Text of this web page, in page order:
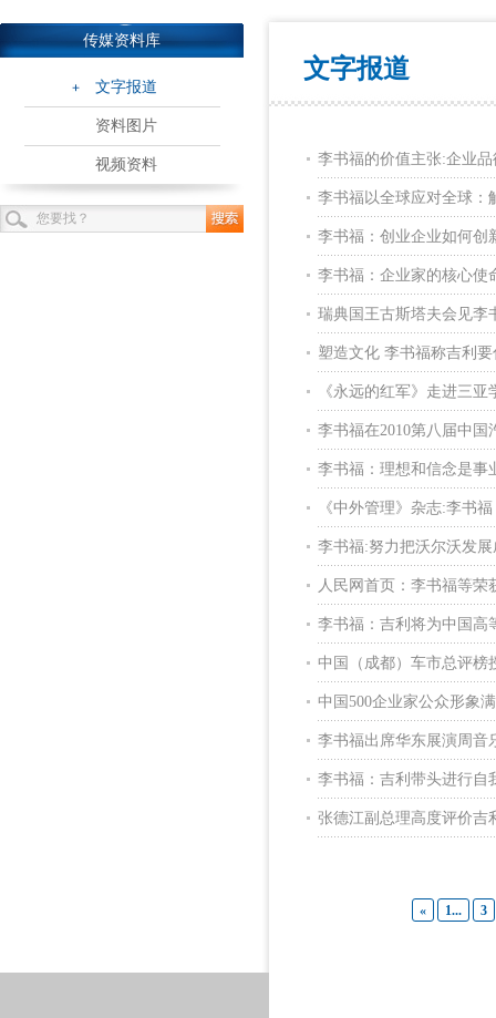
传媒资料库
文字报道
资料图片
视频资料
文字报道
李书福的价值主张:企业
李书福以全球应对全球：
李书福：创业企业如何创
李书福：企业家的核心使
瑞典国王古斯塔夫会见李
塑造文化 李书福称吉利
《永远的红军》走进三
李书福在2010第八届中
李书福：理想和信念是事
《中外管理》杂志:李书
李书福:努力把沃尔沃发
人民网首页：李书福等荣
李书福：吉利将为中国高
中国（成都）车市总评榜
中国500企业家公众形象
李书福出席华东展演周音
李书福：吉利带头进行自
张德江副总理高度评价吉
« 1... 3